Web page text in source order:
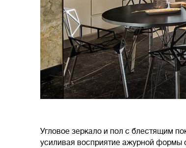
Угловое зеркало и пол с блестящим
усиливая восприятие ажурной формы